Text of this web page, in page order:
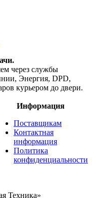
через службы
Энергия, DPD,
курьером до двери.
Информация
Поставщикам
Контактная
информация
Политика
конфиденциальности
Техника»